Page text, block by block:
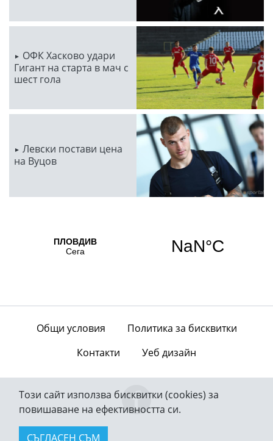
ОФК Хасково удари
Гигант на старта в мач с
шест гола
Левски постави цена
на Вуцов
Общи условия
Политика за бисквитки
Контакти
Уеб дизайн
Този сайт използва бисквитки (cookies) за
повишаване на ефективността си.
СЪГЛАСЕН СЪМ